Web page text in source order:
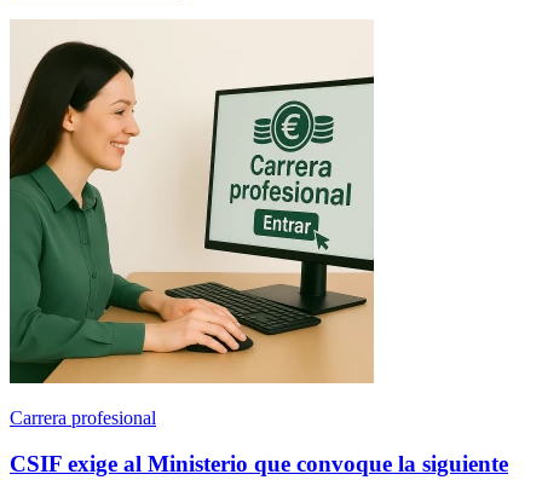
Carrera profesional
CSIF exige al Ministerio que convoque la siguiente